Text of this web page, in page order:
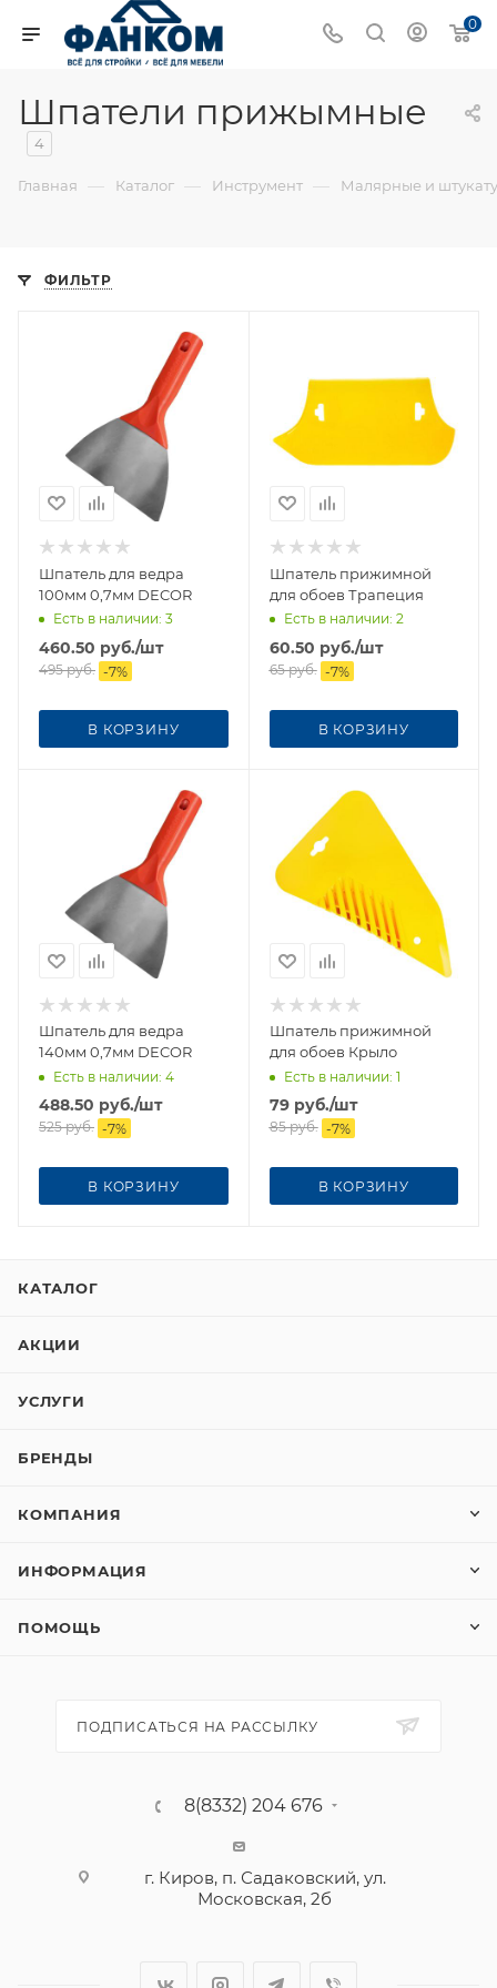
0
Шпатели прижымные
4
Главная — Каталог — Инструмент — Малярные и
ФИЛЬТР
Шпатель для ведра
100мм 0,7мм DECOR
Есть в наличии: 3
460.50 руб./шт
495руб. -7%
В КОРЗИНУ
Шпатель прижимной
для обоев Трапеция
Есть в наличии: 2
60.50 руб./шт
65руб. -7%
В КОРЗИНУ
Шпатель для ведра
140мм 0,7мм DECOR
Есть в наличии: 4
488.50 руб./шт
525руб. -7%
В КОРЗИНУ
Шпатель прижимной
для обоев Крыло
Есть в наличии: 1
79руб./шт
85руб. -7%
В КОРЗИНУ
КАТАЛОГ
АКЦИИ
УСЛУГИ
БРЕНДЫ
КОМПАНИЯ
ИНФОРМАЦИЯ
ПОМОЩЬ
ПОДПИСАТЬСЯ НА РАССЫЛКУ
8(8332) 204 676
г. Киров, п. Садаковский, ул.
Московская, 2б